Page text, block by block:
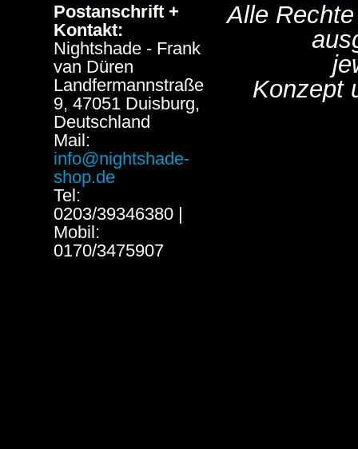
Postanschrift +
Kontakt:
Nightshade - Frank
van Düren
Landfermannstraße
9, 47051 Duisburg,
Deutschland
Mail:
info@nightshade-
shop.de
Tel:
0203/39346380 |
Mobil:
0170/3475907
Alle
Konzept